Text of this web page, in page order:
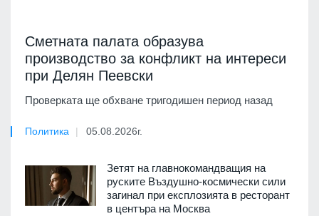
Сметната палата образува
производство за конфликт на интереси
при Делян Пеевски
Проверката ще обхване тригодишен период назад
Политика 05.08.2026г.
Зетят на главнокомандващия на
руските Въздушно-космически сили
загинал при експлозията в ресторант
в центъра на Москва